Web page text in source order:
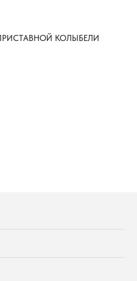
КОЛЫБЕЛИ